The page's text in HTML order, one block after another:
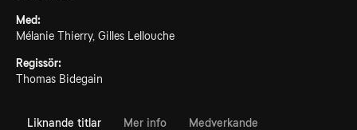
Med:
Mélanie Thierry, Gilles Lellouche
Regissör:
Thomas Bidegain
Liknande titlar Mer info Medverkande